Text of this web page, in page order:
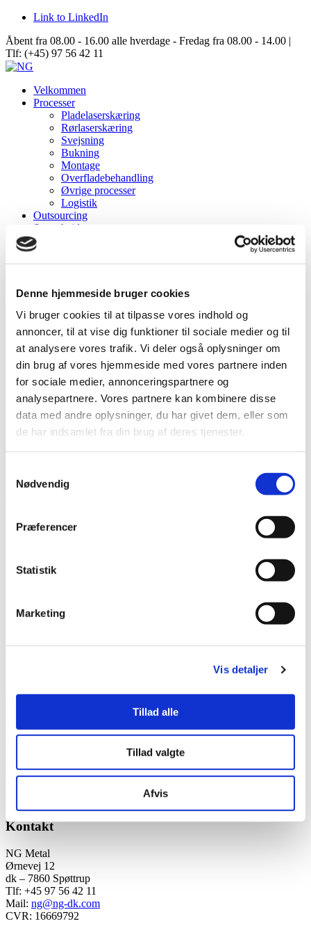
Denne hjemmeside bruger cookies
Vi bruger cookies til at tilpasse vores indhold og
annoncer, til at vise dig funktioner til sociale medier og til
at analysere vores trafik. Vi deler også oplysninger om
din brug af vores hjemmeside med vores partnere inden
for sociale medier, annonceringspartnere og
analysepartnere. Vores partnere kan kombinere disse
data med andre oplysninger, du har givet dem, eller som
de har indsamlet fra din brug af deres tjenester.
Nødvendig
Præferencer
Statistik
Marketing
Vis detaljer
Tillad alle
Tillad valgte
Afvis
Link to LinkedIn
Åbent fra 08.00 - 16.00 alle hverdage - Fredag fra 08.00 - 14.00 |
Tlf: (+45) 97 56 42 11
Velkommen
Processer
Pladelaserskæring
Rørlaserskæring
Svejsning
Bukning
Montage
Overfladebehandling
Øvrige processer
Logistik
Outsourcing
Samarbejde
Data Center Solutions
Aisle Containment
Om NG
Virksomhedsinformation
Karriere hos os
Salg & Leveringsbetingelser
Kontakt
Kontakt os
Team NG
Menu Menu
0 replies
Skriv en kommentar
Din e-mailadresse vil ikke blive publiceret.
Krævede felter er
Navn *
Kontakt
NG Metal
Ørnevej 12
dk – 7860 Spøttrup
Tlf: +45 97 56 42 11
Mail: ng@ng-dk.com
CVR: 16669792